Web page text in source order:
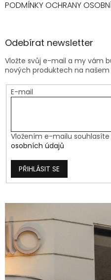
PODMÍNKY OCHRANY
Odebírat newsletter
Vložte svůj e-mail a my vám
nových produktech na
E-mail
Vložením e-mailu souhlasíte
osobních údajů
PŘIHLÁSIT SE